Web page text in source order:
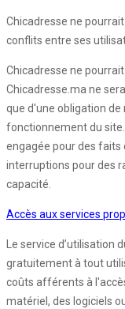
Chicadresse ne
conflits entre ses
Chicadresse ne
Chicadresse.ma ne
que d'une obligation de
fonctionnement du
engagée pour des faits
interruptions pour des
capacité.
Accès aux services
Le service d’utilisation
gratuitement à tout
coûts afférents à
matériel, des logiciels